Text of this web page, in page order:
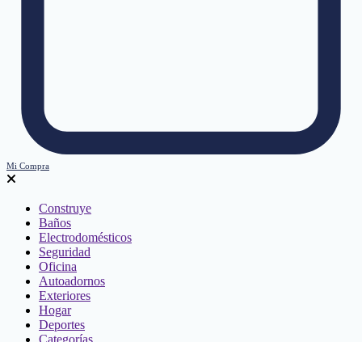
Mi Compra
Construye
Baños
Electrodomésticos
Seguridad
Oficina
Autoadornos
Exteriores
Hogar
Deportes
Categorías